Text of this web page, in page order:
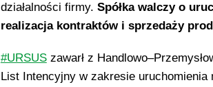
działalności firmy. Spółka walczy o
realizacja kontraktów i sprzedaży
#URSUSzawarł z
List Intencyjny w zakresie